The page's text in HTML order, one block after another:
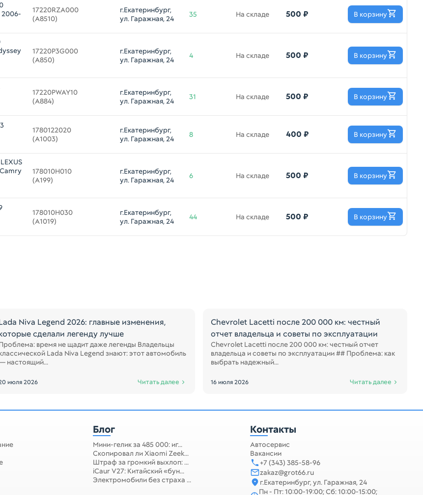
2006-
17220RZA000
(A8510)
г.Екатеринбург,
ул. Гаражная, 24
35 На складе 500 ₽ В корзину
17220P3G000
(A850)
г.Екатеринбург,
ул. Гаражная, 24
4 На складе 500 ₽ В корзину
17220PWAY10
(A884)
г.Екатеринбург,
ул. Гаражная, 24
31 На складе 500 ₽ В корзину
1780122020
(A1003)
г.Екатеринбург,
ул. Гаражная, 24
8 На складе 400 ₽ В корзину
178010H010
(A199)
г.Екатеринбург,
ул. Гаражная, 24
6 На складе 500 ₽ В корзину
178010H030
(A1019)
г.Екатеринбург,
ул. Гаражная, 24
44 На складе 500 ₽ В корзину
Niva Legend 2026: главные изменения,
сделали легенду лучше
время не щадит даже легенды Владельцы
Lada Niva Legend знают: этот автомобиль
настоящий...
июля 2026 Читать далее
Chevrolet Lacetti после 200 000 км: честный
отчет владельца и советы по эксплуатации
Chevrolet Lacetti после 200 000 км: честный отчет
владельца и советы по эксплуатации ## Проблема: как
выбрать надежный...
16 июля 2026 Читать далее
Блог
Мини-гелик за 485 000: иг...
Скопировал ли Xiaomi Zeek...
Штраф за громкий выхлоп: ...
iCaur V27: Китайский «бун...
Электромобили без страха ...
Контакты
Автосервис
Вакансии
+7 (343) 385-58-96
zakaz@grot66.ru
г.Екатеринбург, ул. Гаражная, 24
Пн - Пт: 10:00-19:00; Сб: 10:00-15:00;